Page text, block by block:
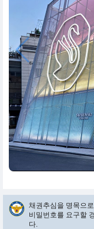
채권추심을 명목으
비밀번호를 요구할
다.